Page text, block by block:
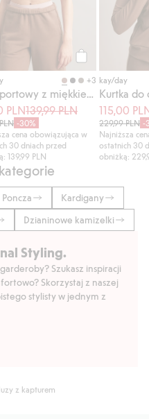
Kup
+3
PLN139,99 PLN
-30%
cena obowiązująca w
30 dniach przed
139,99 PLN
kay/day
115,00
229,99 PLN -
Najniższa
ostatnich 30
obniżką:
Poncza
Kardigany
Dzianinowe kamizelki
Styling.
Szukasz inspiracji
Skorzystaj z naszej
stylisty w jednym z
z kapturem